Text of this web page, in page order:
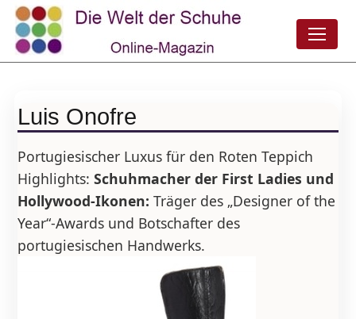
Luis Onofre
Portugiesischer Luxus für den Roten Teppich
Highlights: Schuhmacher der First Ladies und
Hollywood-Ikonen: Träger des „Designer of the
Year“-Awards und Botschafter des
portugiesischen Handwerks.